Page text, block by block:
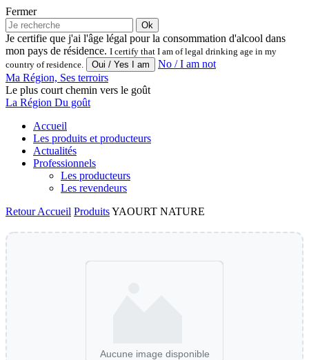
Fermer
Ok
Je certifie que j'ai l'âge légal pour la consommation d'alcool dans
mon pays de résidence. I certify that I am of legal drinking age in my
country of residence.
No / I am not
Ma Région, Ses terroirs
Le plus court chemin vers le goût
La Région Du goût
Accueil
Les produits et producteurs
Actualités
Professionnels
Les producteurs
Les revendeurs
RetourAccueil ProduitsYAOURT NATURE
Aucune image disponible